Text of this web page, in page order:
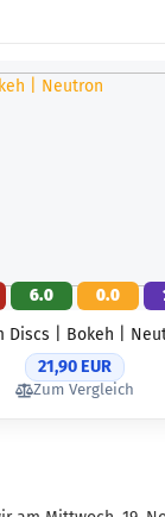
6.0 0.0
Discs | Bokeh |
21,90 EUR
Zum Vergleich